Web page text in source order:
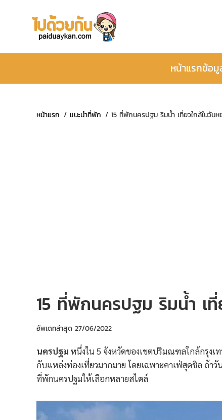
หน้าแรกข้อมู
หน้าแรก แนะนำที่พัก 15 ที่พักนครปฐม ริมน้ำ เที่ยวใกล้ในวันห
15 ที่พักนครปฐม ริมน้ำ เที่
อัพเดทล่าสุด 27/06/2022
นครปฐม หนึ่งใน 5 จังหวัดของเขตปริมณฑลใกล้กรุง
กับแหล่งท่องเที่ยวมากมาย โดยเฉพาะคาเฟ่สุดชิล ถ้า
ที่พักนครปฐมให้เลือกหลายสไตล์